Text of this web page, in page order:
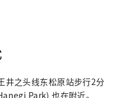
井之头线东松原站步行2分
Park) 也在附近。